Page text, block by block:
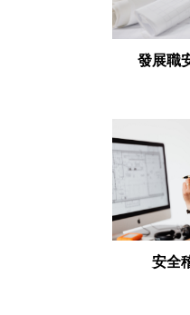
發展職
安全